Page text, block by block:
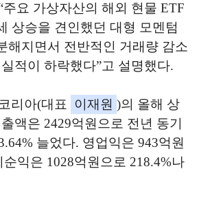
요 가상자산의 해외 현물 ETF
상승을 견인했던 대형 모멘텀
해지면서 전반적인 거래량 감소
적이 하락했다”고 설명했다.
리아(대표 이재원 )의 올해 상
액은 2429억원으로 전년 동기
늘었다. 영업익은 943억원
순익은 1028억원으로 218.4%나